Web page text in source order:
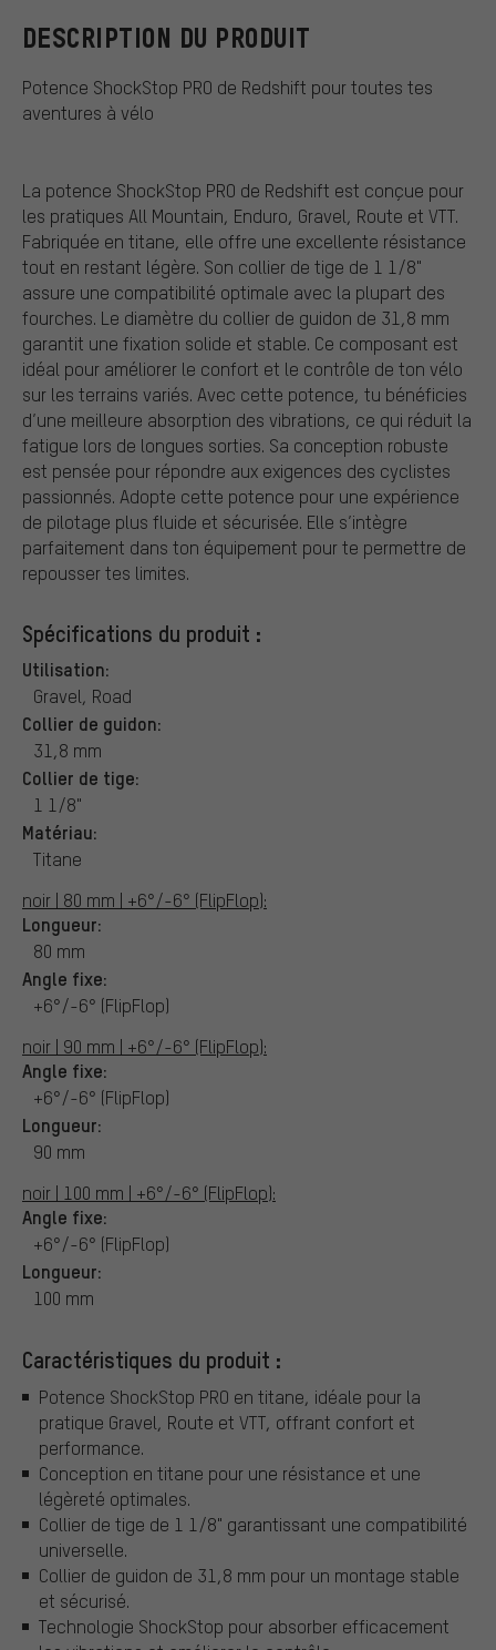
DESCRIPTION DU PRODUIT
Potence ShockStop PRO de Redshift pour toutes tes
aventures à vélo
La potence ShockStop PRO de Redshift est conçue pour
les pratiques All Mountain, Enduro, Gravel, Route et VTT.
Fabriquée en titane, elle offre une excellente résistance
tout en restant légère. Son collier de tige de 1 1/8"
assure une compatibilité optimale avec la plupart des
fourches. Le diamètre du collier de guidon de 31,8 mm
garantit une fixation solide et stable. Ce composant est
idéal pour améliorer le confort et le contrôle de ton vélo
sur les terrains variés. Avec cette potence, tu bénéficies
d’une meilleure absorption des vibrations, ce qui réduit la
fatigue lors de longues sorties. Sa conception robuste
est pensée pour répondre aux exigences des cyclistes
passionnés. Adopte cette potence pour une expérience
de pilotage plus fluide et sécurisée. Elle s’intègre
parfaitement dans ton équipement pour te permettre de
repousser tes limites.
Spécifications du produit :
Utilisation:
Gravel, Road
Collier de guidon:
31,8 mm
Collier de tige:
1 1/8"
Matériau:
Titane
noir | 80 mm | +6°/-6° (FlipFlop):
Longueur:
80 mm
Angle fixe:
+6°/-6° (FlipFlop)
noir | 90 mm | +6°/-6° (FlipFlop):
Angle fixe:
+6°/-6° (FlipFlop)
Longueur:
90 mm
noir | 100 mm | +6°/-6° (FlipFlop):
Angle fixe:
+6°/-6° (FlipFlop)
Longueur:
100 mm
Caractéristiques du produit :
Potence ShockStop PRO en titane, idéale pour la
pratique Gravel, Route et VTT, offrant confort et
performance.
Conception en titane pour une résistance et une
légèreté optimales.
Collier de tige de 1 1/8" garantissant une compatibilité
universelle.
Collier de guidon de 31,8 mm pour un montage stable
et sécurisé.
Technologie ShockStop pour absorber efficacement